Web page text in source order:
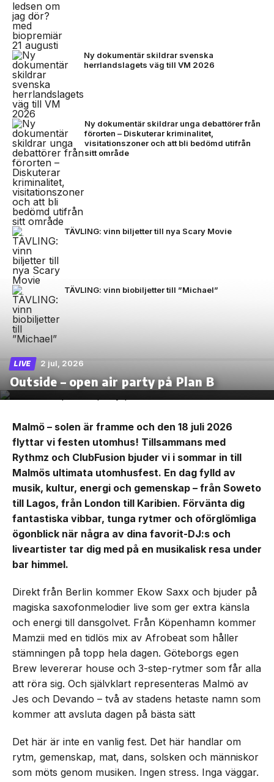
Ny dokumentär skildrar svenska
herrlandslagets väg till VM 2026
Ny dokumentär skildrar unga debattörer från
förorten – Diskuterar kriminalitet,
visitationszoner och att bli bedömd utifrån
sitt område
TÄVLING: vinn biljetter till nya Scary Movie
TÄVLING: vinn biobiljetter till ”Michael”
LIVE 2 jul, 2026
Outside – open air party på Plan B
Malmö – solen är framme och den 18 juli 2026
flyttar vi festen utomhus! Tillsammans med
Rythmz och ClubFusion bjuder vi i sommar in till
Malmös ultimata utomhusfest. En dag fylld av
musik, kultur, energi och gemenskap – från Soweto
till Lagos, från London till Karibien. Förvänta dig
fantastiska vibbar, tunga rytmer och oförglömliga
ögonblick när några av dina favorit-DJ:s och
liveartister tar dig med på en musikalisk resa under
bar himmel.
Direkt från Berlin kommer Ekow Saxx och bjuder på
magiska saxofonmelodier live som ger extra känsla
och energi till dansgolvet. Från Köpenhamn kommer
Mamzii med en tidlös mix av Afrobeat som håller
stämningen på topp hela dagen. Göteborgs egen
Brew levererar house och 3-step-rytmer som får alla
att röra sig. Och självklart representeras Malmö av
Jes och Devando – två av stadens hetaste namn som
kommer att avsluta dagen på bästa sätt
Det här är inte en vanlig fest. Det här handlar om
rytm, gemenskap, mat, dans, solsken och människor
som möts genom musiken. Ingen stress. Inga väggar.